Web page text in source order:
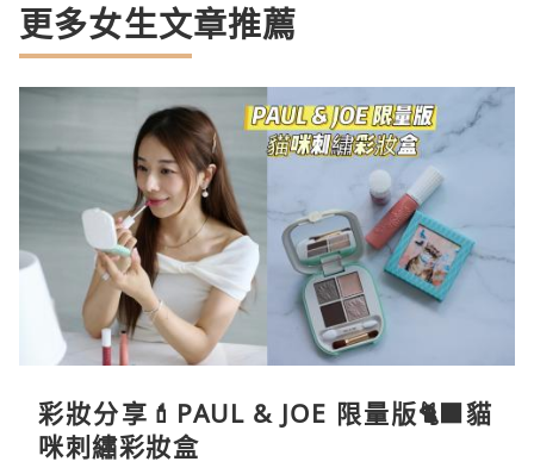
更多女生文章推薦
彩妝分享💄PAUL & JOE 限量版🐈‍⬛貓
咪刺繡彩妝盒